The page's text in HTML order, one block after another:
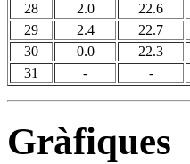
28
2.0 22.6
29
2.4 22.7
30
0.0 22.3
31
- -
Gràfiques